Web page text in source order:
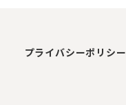
プライバシーポリシー